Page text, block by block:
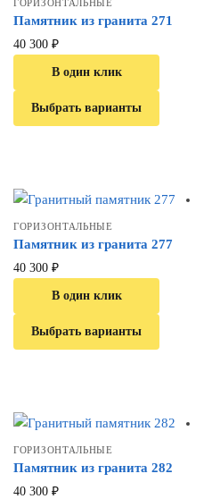
ГОРИЗОНТАЛЬНЫЕ
Памятник из гранита 271
40 300 ₽
В один клик
Выбрать варианты
ГОРИЗОНТАЛЬНЫЕ
Памятник из гранита 277
40 300 ₽
В один клик
Выбрать варианты
ГОРИЗОНТАЛЬНЫЕ
Памятник из гранита 282
40 300 ₽